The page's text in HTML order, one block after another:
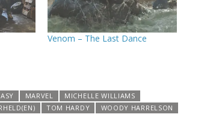
Venom – The Last Dance
MARVEL
MICHELLE WILLIAMS
TOM HARDY WOODY HARRELSON